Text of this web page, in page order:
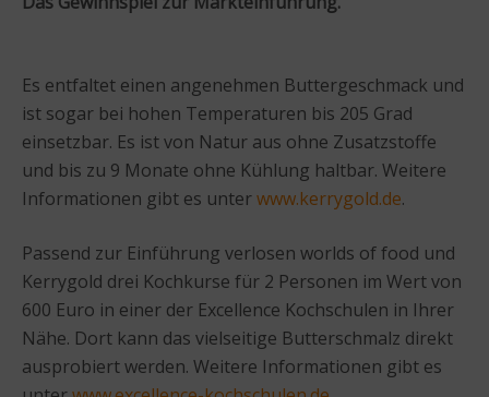
Es entfaltet einen angenehmen Buttergeschmack und
ist sogar bei hohen Temperaturen bis 205 Grad
einsetzbar. Es ist von Natur aus ohne Zusatzstoffe
und bis zu 9 Monate ohne Kühlung haltbar. Weitere
Informationen gibt es unterwww.kerrygold.de.
Passend zur Einführung verlosen worlds of food und
Kerrygold drei Kochkurse für 2 Personen im Wert von
600 Euro in einer der Excellence Kochschulen in Ihrer
Nähe. Dort kann das vielseitige Butterschmalz direkt
ausprobiert werden. Weitere Informationen gibt es